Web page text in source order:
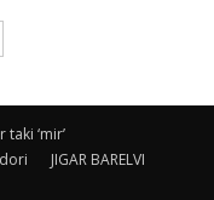
taki ‘mir’
JIGAR BARELVI